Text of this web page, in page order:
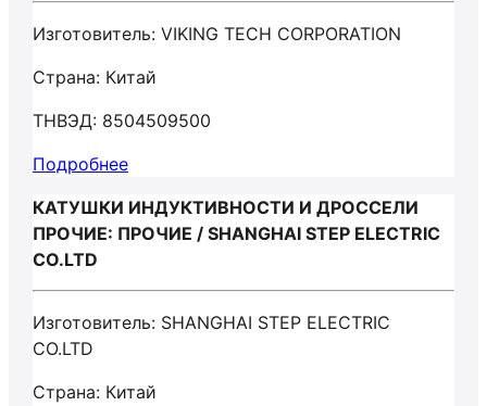
Изготовитель: VIKING TECH CORPORATION
Страна: Китай
ТНВЭД: 8504509500
Подробнее
КАТУШКИ ИНДУКТИВНОСТИ И ДРОССЕЛИ
ПРОЧИЕ: ПРОЧИЕ / SHANGHAI STEP ELECTRIC
CO.LTD
Изготовитель: SHANGHAI STEP ELECTRIC
CO.LTD
Страна: Китай